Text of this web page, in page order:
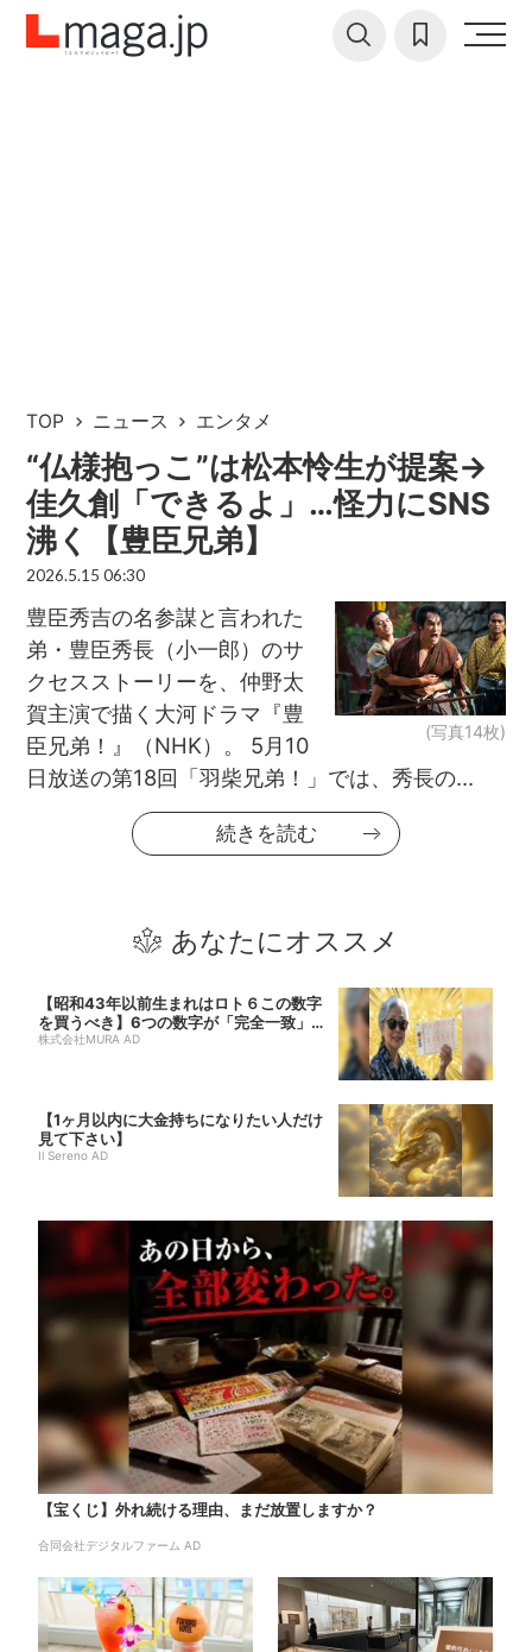
TOP ニュース エンタメ
“仏様抱っこ”は松本怜生が提案→
佳久創「できるよ」…怪力にSNS
沸く【豊臣兄弟】
2026.5.15 06:30
(写真14枚)
豊臣秀吉の名参謀と言われた
弟・豊臣秀長（小一郎）のサ
クセスストーリーを、仲野太
賀主演で描く大河ドラマ『豊
臣兄弟！』（NHK）。 5月10
日放送の第18回「羽柴兄弟！」では、秀長の...
続きを読む
あなたにオススメ
【昭和43年以前生まれはロト６この数字
を買うべき】6つの数字が「完全一致」す
る方...
株式会社MURA AD
【1ヶ月以内に大金持ちになりたい人だけ
見て下さい】
Il Sereno AD
【宝くじ】外れ続ける理由、まだ放置しますか？
合同会社デジタルファーム AD